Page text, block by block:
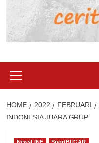
Menu
HOME 2022 FEBRUARI
INDONESIA JUARA GRUP
NewsLINE SportBUGAR